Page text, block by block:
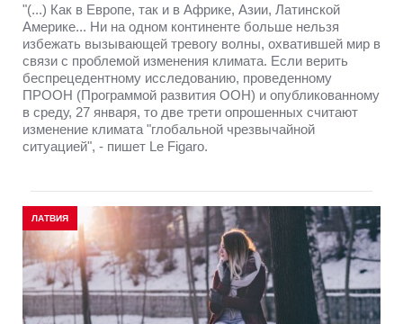
"(...) Как в Европе, так и в Африке, Азии, Латинской
Америке... Ни на одном континенте больше нельзя
избежать вызывающей тревогу волны, охватившей мир в
связи с проблемой изменения климата. Если верить
беспрецедентному исследованию, проведенному
ПРООН (Программой развития ООН) и опубликованному
в среду, 27 января, то две трети опрошенных считают
изменение климата "глобальной чрезвычайной
ситуацией", - пишет Le Figaro.
ЛАТВИЯ